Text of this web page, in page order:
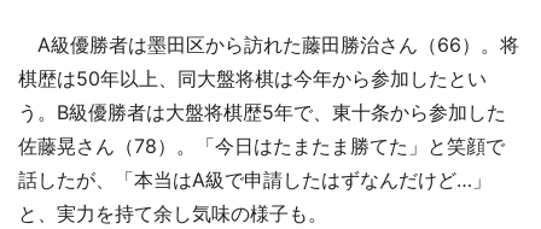
A級優勝者は墨田区から訪れた藤田勝治さん（66）。将
棋歴は50年以上、同大盤将棋は今年から参加したとい
う。B級優勝者は大盤将棋歴5年で、東十条から参加した
佐藤晃さん（78）。「今日はたまたま勝てた」と笑顔で
話したが、「本当はA級で申請したはずなんだけど…」
と、実力を持て余し気味の様子も。